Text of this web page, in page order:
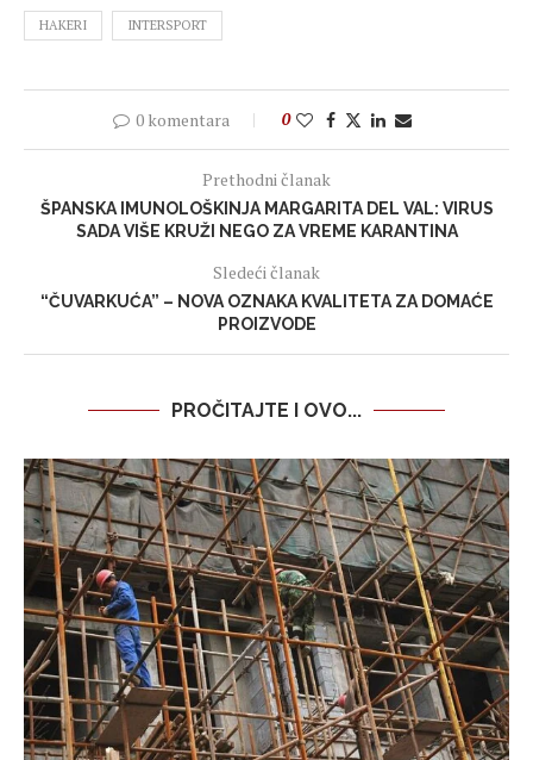
HAKERI INTERSPORT
0 komentara 0
Prethodni članak
ŠPANSKA IMUNOLOŠKINJA MARGARITA DEL VAL: VIRUS
SADA VIŠE KRUŽI NEGO ZA VREME KARANTINA
Sledeći članak
“ČUVARKUĆA” – NOVA OZNAKA KVALITETA ZA DOMAĆE
PROIZVODE
PROČITAJTE I OVO...